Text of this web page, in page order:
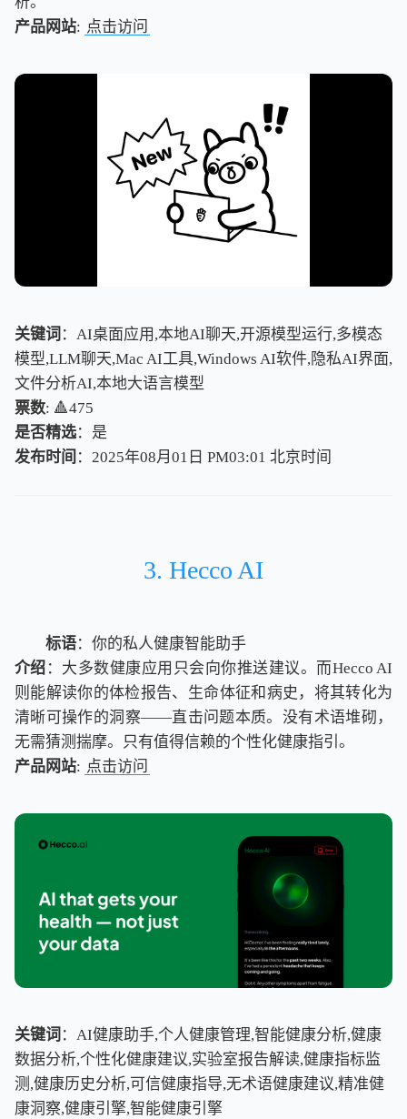
产品网站: 点击访问
关键词 ：AI桌面应用,本地AI聊天,开源模型运行,多模态
模型,LLM聊天,Mac AI工具,Windows AI软件,隐私AI界面,
文件分析AI,本地大语言模型
票数: 🔺475
是否精选：是
发布时间 ：2025年08月01日 PM03:01 北京时间
北京时间
3. Hecco AI
标语：你的私人健康智能助手
介绍 ：大多数健康应用只会向你推送建议。而Hecco AI
则能解读你的体检报告、生命体征和病史，将其转化为
清晰可操作的洞察——直击问题本质。没有术语堆砌，
无需猜测揣摩。只有值得信赖的个性化健康指引。
产品网站: 点击访问
关键词 ：AI健康助手,个人健康管理,智能健康分析,健康
数据分析,个性化健康建议,实验室报告解读,健康指标监
测,健康历史分析,可信健康指导,无术语健康建议,精准健
康洞察,健康引擎,智能健康引擎